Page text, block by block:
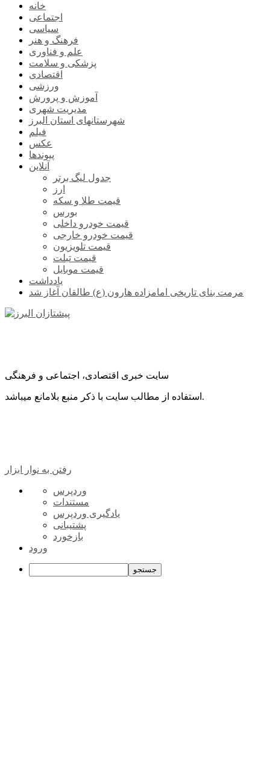
خانه
اجتماعی
سیاسی
فرهنگ و هنر
علم و فناوری
پزشکی و سلامت
اقتصادی
ورزشی
آموزش و پرورش
مدیریت شهری
شهرستانهای استان البرز
فیلم
عکس
پیوندها
آنلاین
جدول لیگ برتر
ارز
قیمت طلا و سکه
بورس
قیمت خودرو داخلی
قیمت خودرو خارجی
قیمت تلویزیون
قیمت تبلت
قیمت موبایل
یادداشت
مرمت بنای تاریخی امامزاده هارون (ع) طالقان آغاز شد
سایت خبری اقتصادی، اجتماعی و فرهنگی
استفاده از مطالب سایت با ذکر منبع بلامانع میباشد.
رفتن به نوار ابزار
درباره
وردپرس
وردپرس
مستندات
یادگیری وردپرس
پشتیبانی
بازخورد
ورود
جستجو